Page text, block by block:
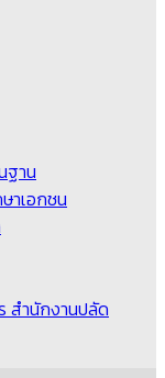
ฐาน
าเอกชน
สำนักงานปลัด